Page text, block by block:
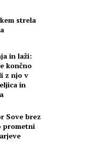
strela
in laži:
končno
z njo v
in
Sove brez
prometni